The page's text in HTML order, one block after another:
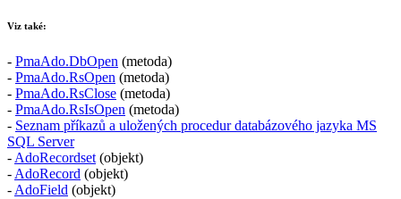
Viz také:
- PmaAdo.DbOpen (metoda)
- PmaAdo.RsOpen (metoda)
- PmaAdo.RsClose (metoda)
- PmaAdo.RsIsOpen (metoda)
- Seznam příkazů a uložených procedur databázového jazyka MS
SQL Server
-AdoRecordset(objekt)
-AdoRecord (objekt)
-AdoField (objekt)